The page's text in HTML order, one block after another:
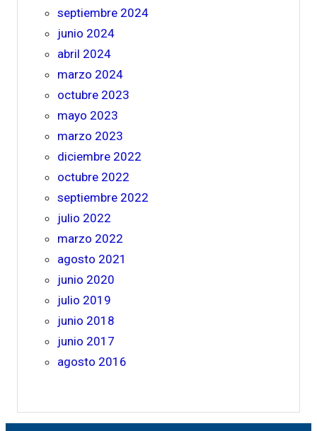
septiembre 2024
junio 2024
abril 2024
marzo 2024
octubre 2023
mayo 2023
marzo 2023
diciembre 2022
octubre 2022
septiembre 2022
julio 2022
marzo 2022
agosto 2021
junio 2020
julio 2019
junio 2018
junio 2017
agosto 2016